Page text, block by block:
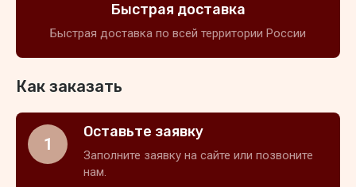
Быстрая доставка
Быстрая доставка по всей территории России
Как заказать
1
Оставьте заявку
Заполните заявку на сайте или позвоните
нам.